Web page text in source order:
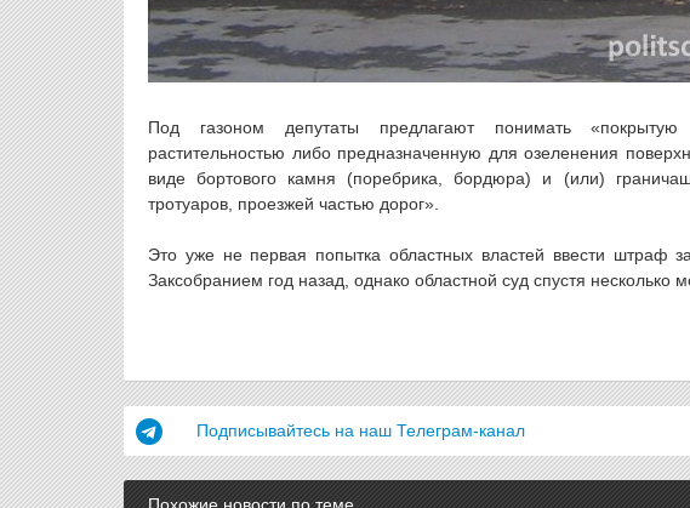
Под газоном депутаты предлагают понимать «покрытую
растительностью либо предназначенную для озеленения
виде бортового камня (поребрика, бордюра) и (или)
тротуаров, проезжей частью дорог».
Это уже не первая попытка областных властей ввести штраф
Заксобранием год назад, однако областной суд спустя несколько
Подписывайтесь на наш Телеграм-канал